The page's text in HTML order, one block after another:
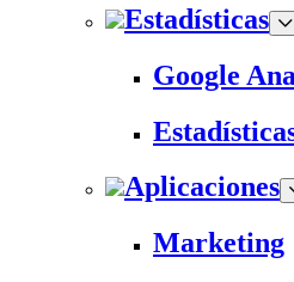
Estadísticas
Google
Aplicaciones
Marketing